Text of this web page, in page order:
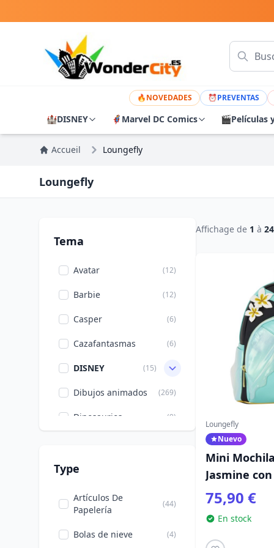
🔥NOVEDADES ⏰PREVENTAS
🏰DISNEY 🦸 Marvel DC Comics 🎬Películas
Accueil Loungefly
Loungefly
Tema
Avatar (12)
Barbie (12)
Casper (6)
Cazafantasmas (6)
DISNEY (15)
Dibujos animados (269)
Dinosaurios (9)
Día de San Valentín
Frankenstein
Godzilla (3)
Type
Artículos De
Papelería
(44)
Bolas de nieve (4)
Affichage de 1 à 24
Loungefly
Nuevo
Mini
Jasmine
Lámpara -
Aladdin
75,90 €
En stock